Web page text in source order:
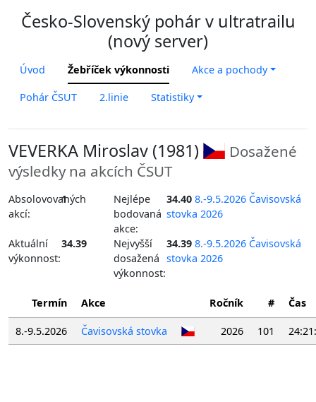
Česko-Slovenský pohár v ultratrailu
(nový server)
Úvod Žebříček výkonnosti Akce a pochody
Pohár ČSUT 2.linie Statistiky
VEVERKA Miroslav (1981)
Dosažené
výsledky na akcích ČSUT
Absolovovaných
akcí:
1
Nejlépe
bodovaná
akce:
34.40 8.-9.5.2026 Čavisovská
stovka 2026
Aktuální
výkonnost:
34.39
Nejvyšší
dosažená
výkonnost:
34.39 8.-9.5.2026 Čavisovská
stovka 2026
Termín Akce Ročník # Čas
8.-9.5.2026 Čavisovská stovka 2026 101